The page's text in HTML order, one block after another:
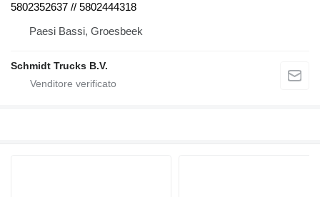
5802352637 // 5802444318
Paesi Bassi, Groesbeek
Schmidt Trucks B.V.